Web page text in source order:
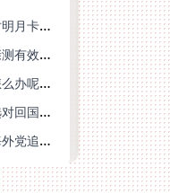
海外党必看：怎么在国外玩秦时明月卡牌版？附豆瓣EZCast地区限制破解法
海外怎么听酷我畅听？留学生亲测有效的华语内容解锁指南
在国外看不了央视影音电视剧怎么办呢？海外党亲测有效的回国加速方案
海外华人看国内电视剧总卡？选对回国加速器，还能解决菲律宾打不开反诈中心的问题
探花在比利时用不了怎么办？海外党追剧办事全攻略，选对加速器就够了